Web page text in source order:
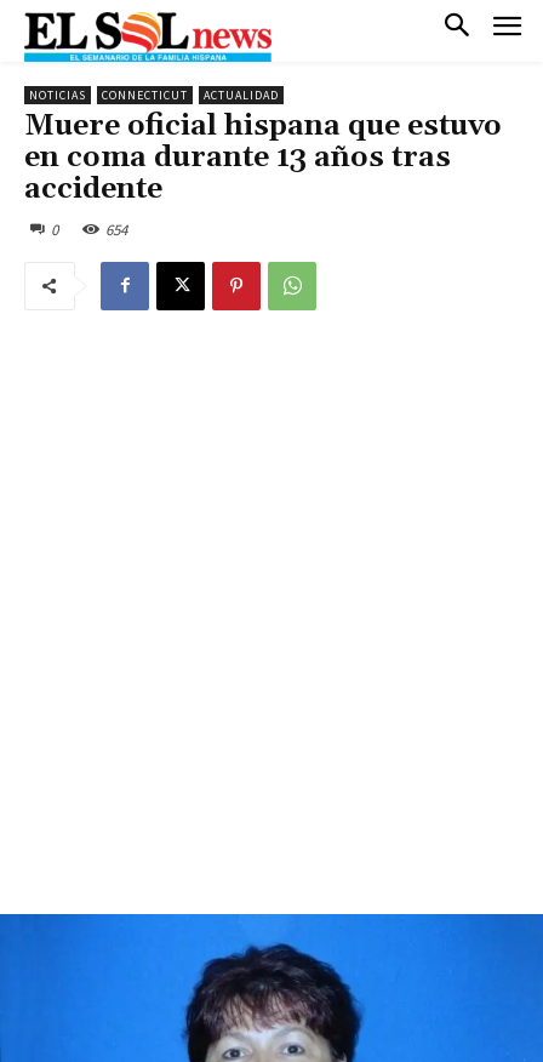
NOTICIAS CONNECTICUT ACTUALIDAD
Muere oficial hispana que estuvo
en coma durante 13 años tras
accidente
0 654